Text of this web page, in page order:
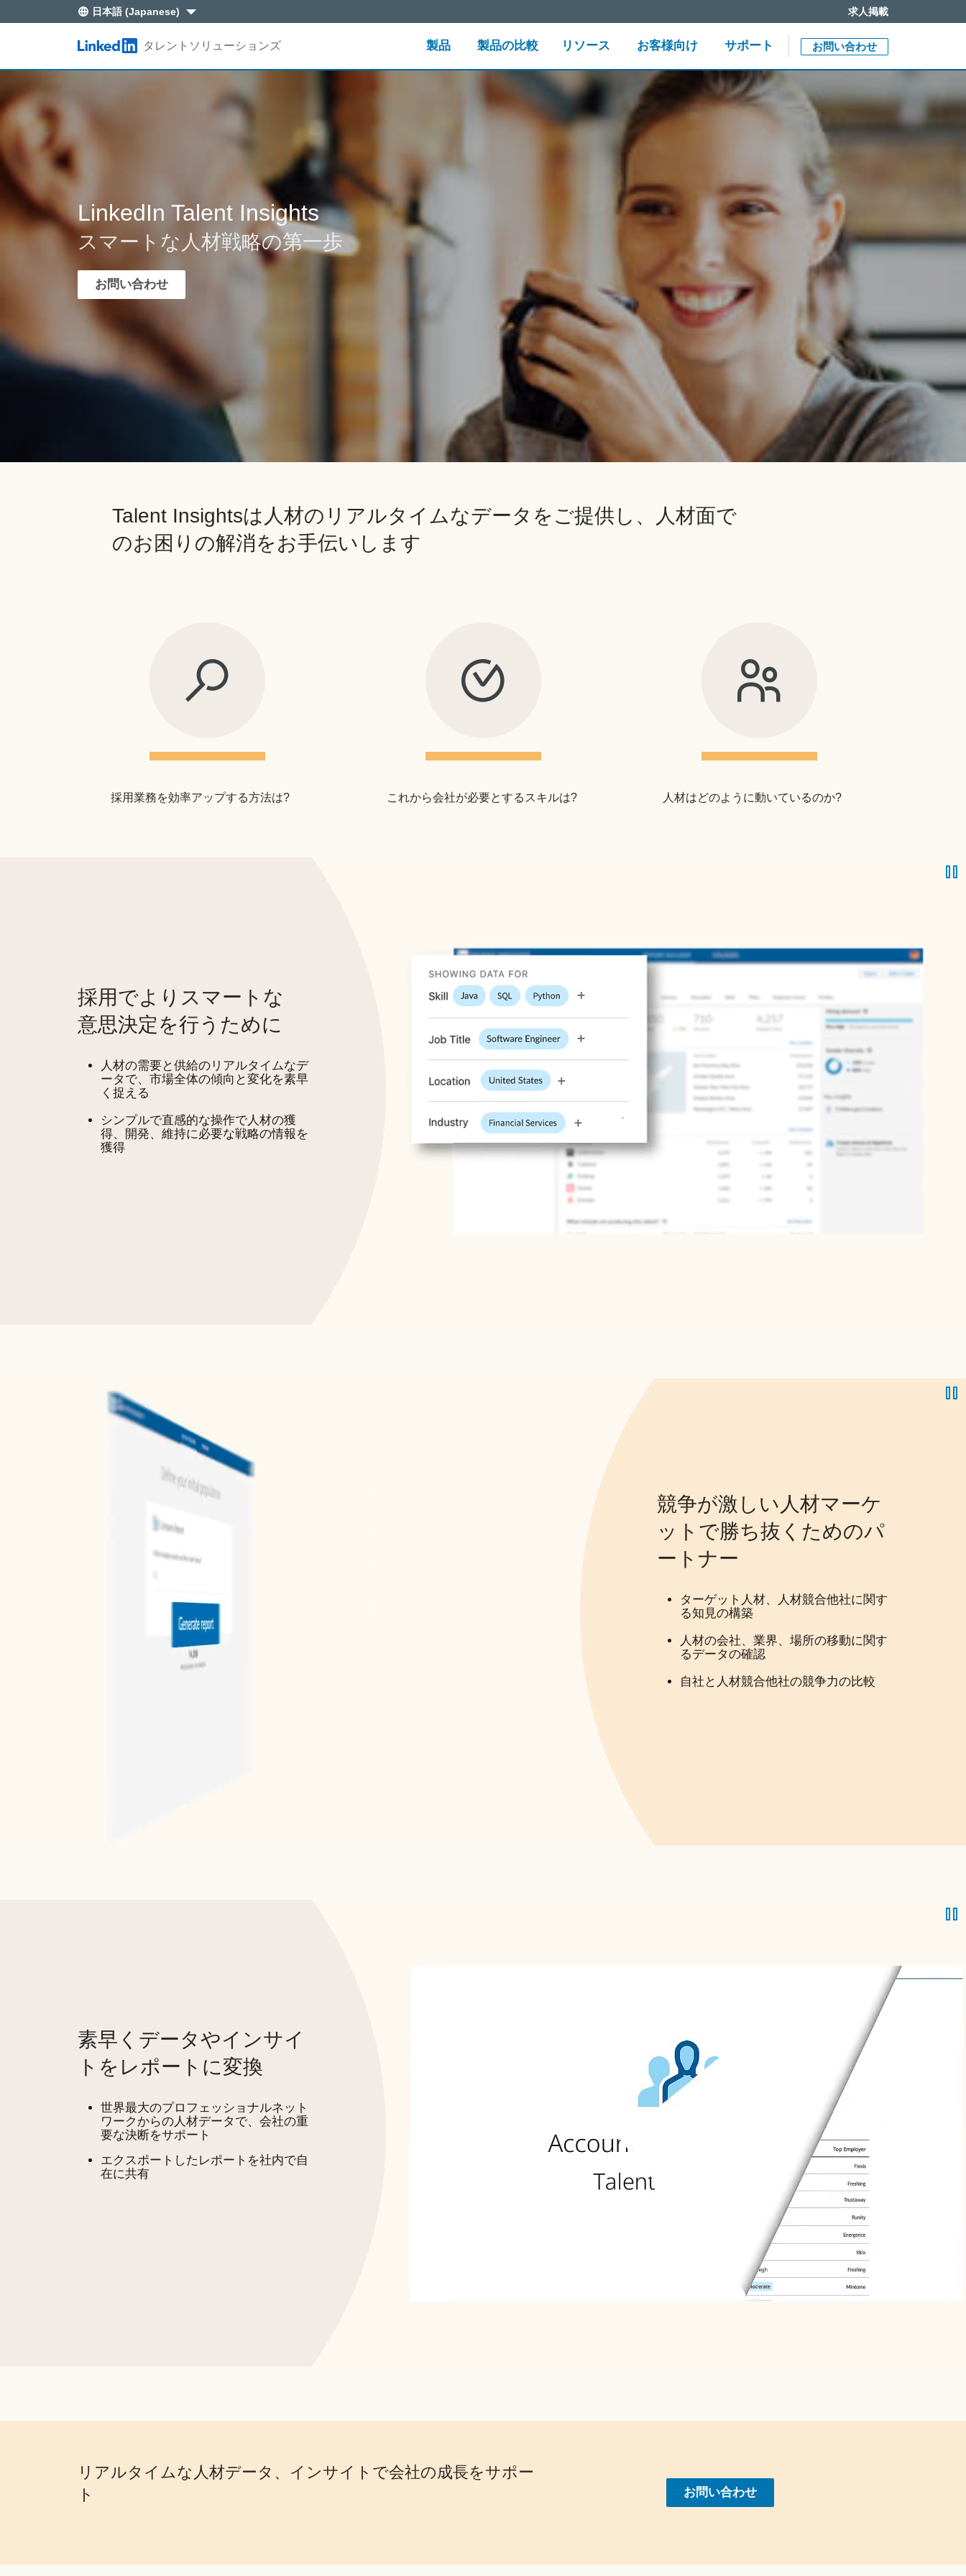
Skip to main content
Close jump
日本語 (Japanese) 求人掲載
LinkedIn Logoタレントソリューションズ 製品 製品の比較 リソース お客様向け サポート お問い合わせ
LinkedIn求人
LinkedIn Talent Insights
採用マーケティング
- LinkedInキャリアページ
- Pipeline Builder
LinkedInラーニング
ケーススタディ
Recruiterにサインイン
ヘルプとサポートセンター
お支払いと請求
LinkedIn Recruiterサポート
一般事項ヘルプセンター
LinkedIn Talent Insights
スマートな人材戦略の第一歩
お問い合わせ
Talent Insightsは人材のリアルタイムなデータをご提供し、人材面で
のお困りの解消をお手伝いします
採用業務を効率アップする方法は? これから会社が必要とするスキルは? 人材はどのように動いているのか?
採用でよりスマートな
意思決定を行うために
人材の需要と供給のリアルタイムなデ
ータで、市場全体の傾向と変化を素早
く捉える
シンプルで直感的な操作で人材の獲
得、開発、維持に必要な戦略の情報を
獲得
競争が激しい人材マーケ
ットで勝ち抜くためのパ
ートナー
ターゲット人材、人材競合他社に関す
る知見の構築
人材の会社、業界、場所の移動に関す
るデータの確認
自社と人材競合他社の競争力の比較
素早くデータやインサイ
トをレポートに変換
世界最大のプロフェッショナルネット
ワークからの人材データで、会社の重
要な決断をサポート
エクスポートしたレポートを社内で自
在に共有
リアルタイムな人材データ、インサイトで会社の成長をサポー
ト
お問い合わせ